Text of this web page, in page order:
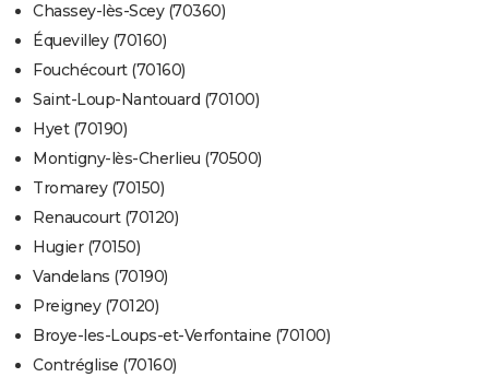
Chassey-lès-Scey (70360)
Équevilley (70160)
Fouchécourt (70160)
Saint-Loup-Nantouard (70100)
Hyet (70190)
Montigny-lès-Cherlieu (70500)
Tromarey (70150)
Renaucourt (70120)
Hugier (70150)
Vandelans (70190)
Preigney (70120)
Broye-les-Loups-et-Verfontaine (70100)
Contréglise (70160)